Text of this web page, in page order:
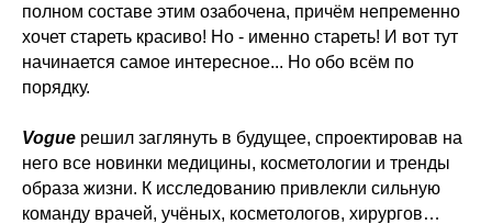
полном составе этим озабочена, причём непременно
хочет стареть красиво! Но - именно стареть! И вот тут
начинается самое интересное... Но обо всём по
порядку.
Vogue решил заглянуть в будущее, спроектировав на
него все новинки медицины, косметологии и тренды
образа жизни. К исследованию привлекли сильную
команду врачей, учёных, косметологов, хирургов…